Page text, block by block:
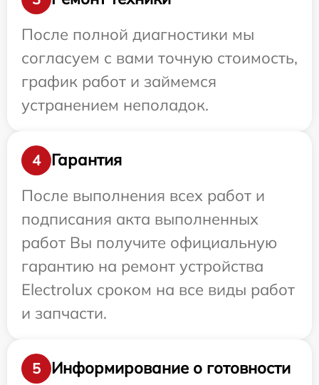
После полной диагностики мы
согласуем с вами точную стоимость,
график работ и займемся
устранением неполадок.
4
Гарантия
После выполнения всех работ и
подписания акта выполненных
работ Вы получите официальную
гарантию на ремонт устройства
Electrolux сроком на все виды работ
и запчасти.
5
Информирование о готовности